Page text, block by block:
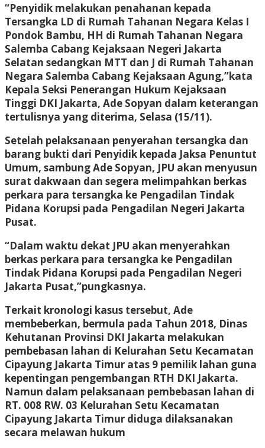
“Penyidik melakukan penahanan kepada
Tersangka LD di Rumah Tahanan Negara Kelas I
Pondok Bambu, HH di Rumah Tahanan Negara
Salemba Cabang Kejaksaan Negeri Jakarta
Selatan sedangkan MTT dan J di Rumah Tahanan
Negara Salemba Cabang Kejaksaan Agung,”kata
Kepala Seksi Penerangan Hukum Kejaksaan
Tinggi DKI Jakarta, Ade Sopyan dalam keterangan
tertulisnya yang diterima, Selasa (15/11).
Setelah pelaksanaan penyerahan tersangka dan
barang bukti dari Penyidik kepada Jaksa Penuntut
Umum, sambung Ade Sopyan, JPU akan menyusun
surat dakwaan dan segera melimpahkan berkas
perkara para tersangka ke Pengadilan Tindak
Pidana Korupsi pada Pengadilan Negeri Jakarta
Pusat.
“Dalam waktu dekat JPU akan menyerahkan
berkas perkara para tersangka ke Pengadilan
Tindak Pidana Korupsi pada Pengadilan Negeri
Jakarta Pusat,”pungkasnya.
Terkait kronologi kasus tersebut, Ade
membeberkan, bermula pada Tahun 2018, Dinas
Kehutanan Provinsi DKI Jakarta melakukan
pembebasan lahan di Kelurahan Setu Kecamatan
Cipayung Jakarta Timur atas 9 pemilik lahan guna
kepentingan pengembangan RTH DKI Jakarta.
Namun dalam pelaksanaan pembebasan lahan di
RT. 008 RW. 03 Kelurahan Setu Kecamatan
Cipayung Jakarta Timur diduga dilaksanakan
secara melawan hukum